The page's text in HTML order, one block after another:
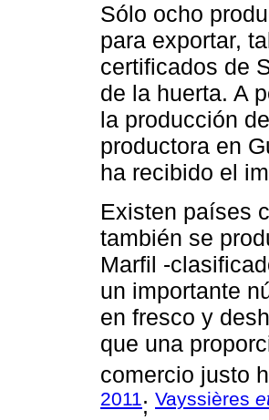
Sólo ocho
para exportar,
certificados de
de la huerta. A
la producción
productora en
ha recibido el
Existen países
también se
Marfil -
un importante
en fresco y
que una
comercio justo
2011; Vayssières